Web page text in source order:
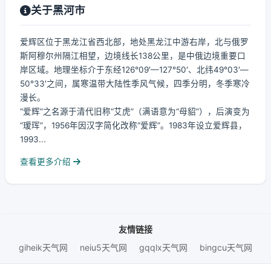
关于黑河市
爱辉区位于黑龙江省西北部，地处黑龙江中游右岸，北与俄罗
斯阿穆尔州隔江相望，边境线长138公里，是中俄边境重要口
岸区域。地理坐标介于东经126°09′—127°50′、北纬49°03′—
50°33′之间，属寒温带大陆性季风气候，四季分明，冬季寒冷
漫长。
“爱辉”之名源于清代旧称“艾虎”（满语意为“母貂”），后演变为
“瑷珲”，1956年因汉字简化改称“爱辉”。1983年设立爱辉县，
1993...
查看更多介绍
友情链接
giheik天气网
neiu5天气网 gqqlx天气网 bingcu天气网